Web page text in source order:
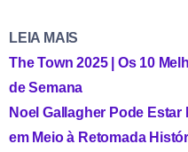
LEIA MAIS
The Town 2025 | Os 10
de Semana
Noel Gallagher Pode
em Meio à Retomada